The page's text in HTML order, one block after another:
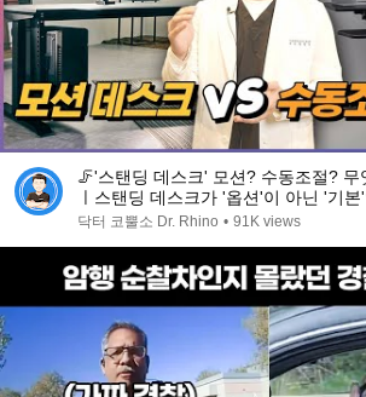
🦵'스탠딩 데스크' 모션? 수동조절?
ㅣ스탠딩 데스크가 '옵션'이 아닌 '기본
크' 비싼거 살필요 없는 이유ㅣ 모두 알
닥터 코뿔소 Dr. Rhino • 91K views